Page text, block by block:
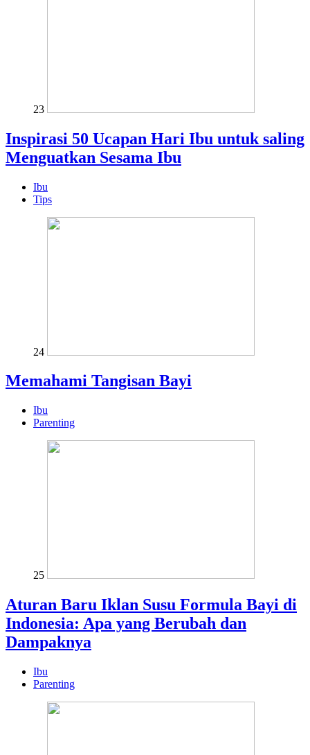
23
Inspirasi 50 Ucapan Hari Ibu untuk saling
Menguatkan Sesama Ibu
Ibu
Tips
24
Memahami Tangisan Bayi
Ibu
Parenting
25
Aturan Baru Iklan Susu Formula Bayi di
Indonesia: Apa yang Berubah dan
Dampaknya
Ibu
Parenting